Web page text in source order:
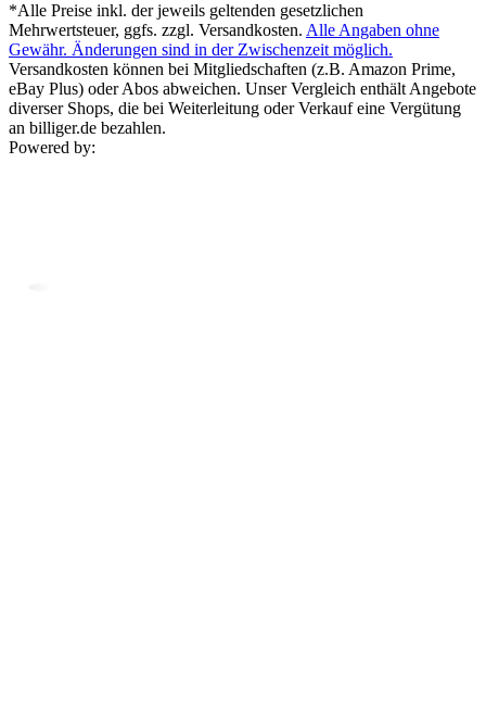
*Alle Preise inkl. der jeweils geltenden gesetzlichen
Mehrwertsteuer, ggfs. zzgl. Versandkosten. Alle Angaben ohne
Gewähr. Änderungen sind in der Zwischenzeit möglich.
Versandkosten können bei Mitgliedschaften (z.B. Amazon Prime,
eBay Plus) oder Abos abweichen. Unser Vergleich enthält Angebote
diverser Shops, die bei Weiterleitung oder Verkauf eine Vergütung
an billiger.de bezahlen.
Powered by: